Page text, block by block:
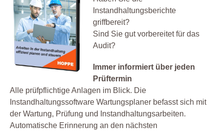
Instandhaltungsberichte
griffbereit?
Sind Sie gut vorbereitet für das
Audit?
Immer informiert über jeden
Prüftermin
Alle prüfpflichtige Anlagen im Blick. Die
Instandhaltungssoftware Wartungsplaner befasst sich mit
der Wartung, Prüfung und Instandhaltungsarbeiten.
Automatische Erinnerung an den nächsten